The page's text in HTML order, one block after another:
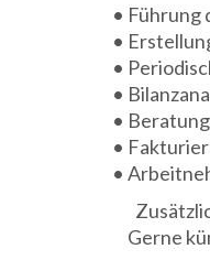
• Führung
•
•
•
•
•
•
Gerne